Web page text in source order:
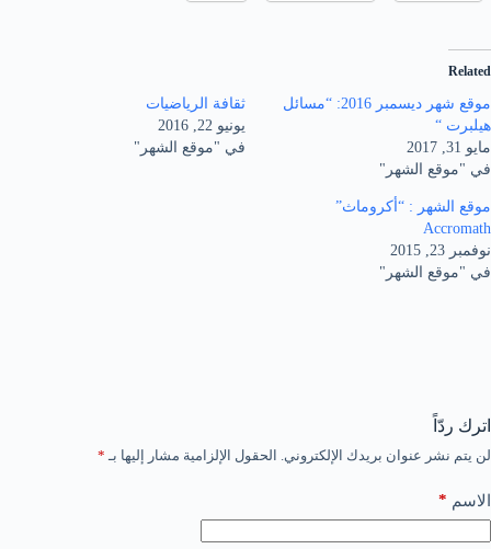
Related
موقع شهر ديسمبر 2016: “مسائل
هيلبرت “
مايو 31, 2017
في "موقع الشهر"
ثقافة الرياضيات
يونيو 22, 2016
في "موقع الشهر"
موقع الشهر : “أكروماث”
Accromath
نوفمبر 23, 2015
في "موقع الشهر"
اترك ردّاً
لن يتم نشر عنوان بريدك الإلكتروني. الحقول الإلزامية مشار إليها بـ *
الاسم *